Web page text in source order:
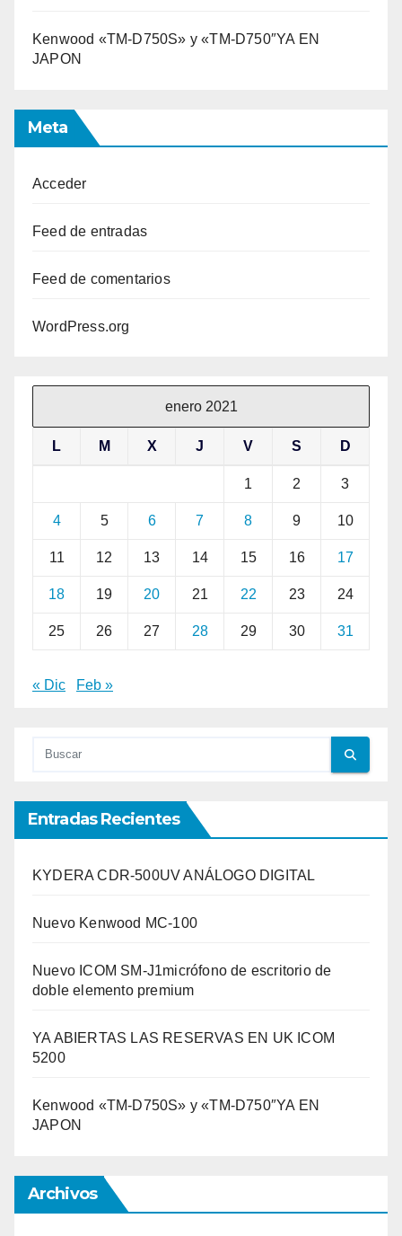
Kenwood «TM-D750S» y «TM-D750″YA EN
JAPON
Meta
Acceder
Feed de entradas
Feed de comentarios
WordPress.org
enero 2021
L M X J V S D
1 2 3
4 5 6 7 8 9 10
11 12 13 14 15 16 17
18 19 20 21 22 23 24
25 26 27 28 29 30 31
« Dic Feb »
Entradas Recientes
KYDERA CDR-500UV ANÁLOGO DIGITAL
Nuevo Kenwood MC-100
Nuevo ICOM SM-J1micrófono de escritorio de
doble elemento premium
YA ABIERTAS LAS RESERVAS EN UK ICOM
5200
Kenwood «TM-D750S» y «TM-D750″YA EN
JAPON
Archivos